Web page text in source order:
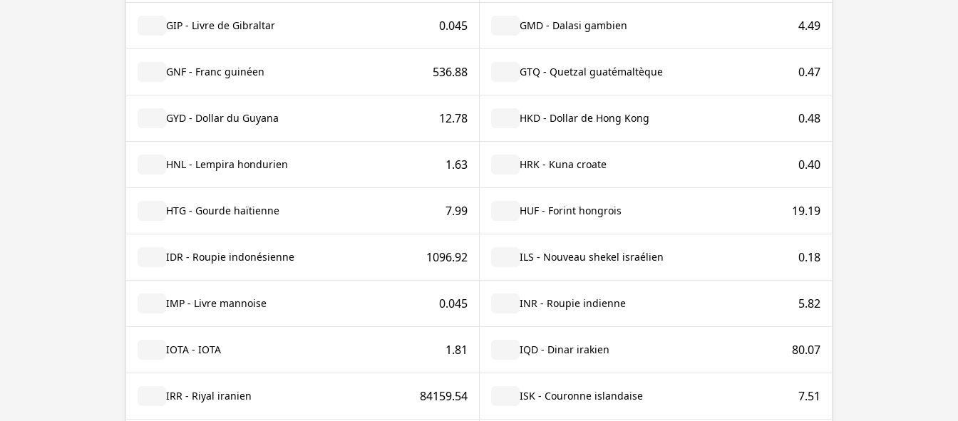
GIP - Livre de Gibraltar 0.045 GMD - Dalasi gambien 4.49
GNF - Franc guinéen 536.88 GTQ - Quetzal guatémaltèque 0.47
GYD - Dollar du Guyana 12.78 HKD - Dollar de Hong Kong 0.48
HNL - Lempira hondurien 1.63 HRK - Kuna croate 0.40
HTG - Gourde haïtienne 7.99 HUF - Forint hongrois 19.19
IDR - Roupie indonésienne 1096.92 ILS - Nouveau shekel israélien 0.18
IMP - Livre mannoise 0.045 INR - Roupie indienne 5.82
IOTA - IOTA 1.81 IQD - Dinar irakien 80.07
IRR - Riyal iranien 84159.54 ISK - Couronne islandaise 7.51